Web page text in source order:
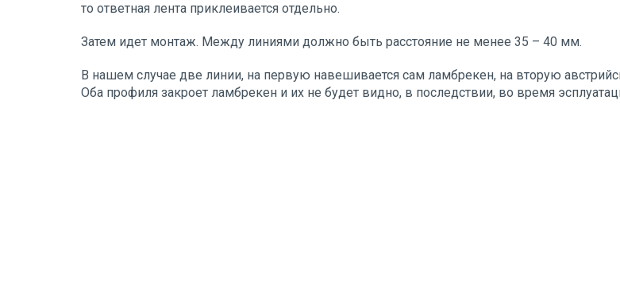
то ответная лента приклеивается отдельно.
Затем идет монтаж. Между линиями должно быть расстояние не менее 35 – 40 мм.
В нашем случае две линии, на первую навешивается сам ламбрекен, на вторую
Оба профиля закроет ламбрекен и их не будет видно, в последствии, во время